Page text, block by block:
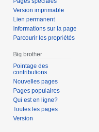
Version imprimable
Lien permanent
Informations sur la page
Parcourir les propriétés
Big brother
Pointage des
contributions
Nouvelles pages
Pages populaires
Qui est en ligne?
Toutes les pages
Version